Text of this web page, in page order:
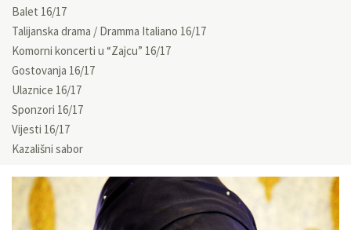
Balet 16/17
Talijanska drama / Dramma Italiano 16/17
Komorni koncerti u “Zajcu” 16/17
Gostovanja 16/17
Ulaznice 16/17
Sponzori 16/17
Vijesti 16/17
Kazališni sabor